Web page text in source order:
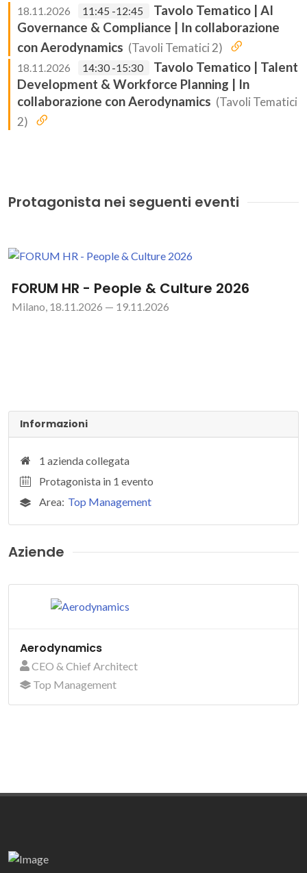
18.11.2026
11:45 -12:45
Tavolo Tematico | AI
Governance & Compliance | In collaborazione
con Aerodynamics (Tavoli Tematici 2)
18.11.2026 14:30 -15:30
Tavolo Tematico | Talent
Development & Workforce Planning | In
collaborazione con Aerodynamics (Tavoli Tematici
2)
Protagonista nei seguenti eventi
FORUM HR - People & Culture 2026
Milano, 18.11.2026 — 19.11.2026
Informazioni
1 azienda collegata
Protagonista in 1 evento
Area: Top Management
Aziende
Aerodynamics
CEO & Chief Architect
Top Management